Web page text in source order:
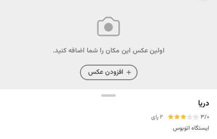
اولین عکس این مکان را شما اضافه کنید.
افزودن عکس
دریا
3/0
2 رای
ایستگاه اتوبوس